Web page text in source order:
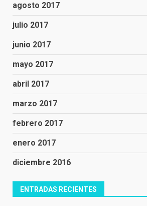
agosto 2017
julio 2017
junio 2017
mayo 2017
abril 2017
marzo 2017
febrero 2017
enero 2017
diciembre 2016
ENTRADAS RECIENTES